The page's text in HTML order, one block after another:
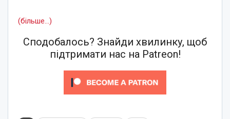
(більше…)
Сподобалось? Знайди хвилинку, щоб
підтримати нас на Patreon!